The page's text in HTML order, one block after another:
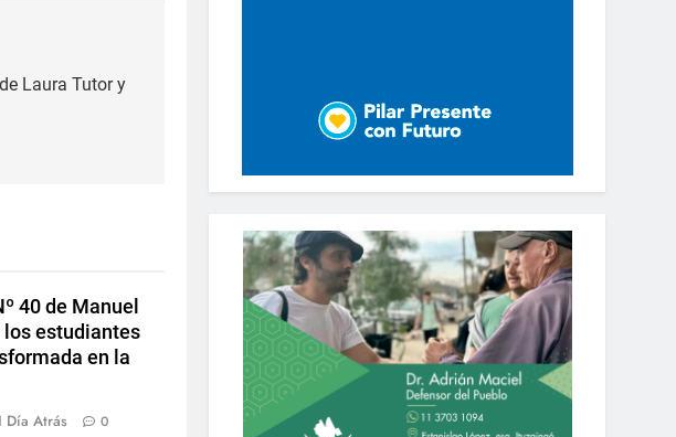
Laura Tutor y
40 de Manuel
estudiantes
en la
Día Atrás 0